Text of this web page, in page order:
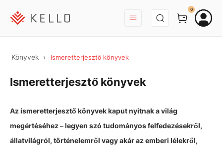
BEJELENTKEZÉS
0
Könyvek Ismeretterjesztő könyvek
Ismeretterjesztő könyvek
Az ismeretterjesztő könyvek kaput nyitnak a világ
megértéséhez – legyen szó tudományos felfedezésekről,
állatvilágról, történelemről vagy akár az emberi lélekről,